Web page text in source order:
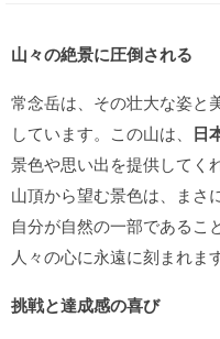
山々の絶景に圧倒される
常念岳は、その壮大な姿と
しています。この山は、 日
景色や思い出を提供してく
山頂から望む景色は、まさ
自分が自然の一部であるこ
人々の心に永遠に刻まれます
挑戦と達成感の喜び